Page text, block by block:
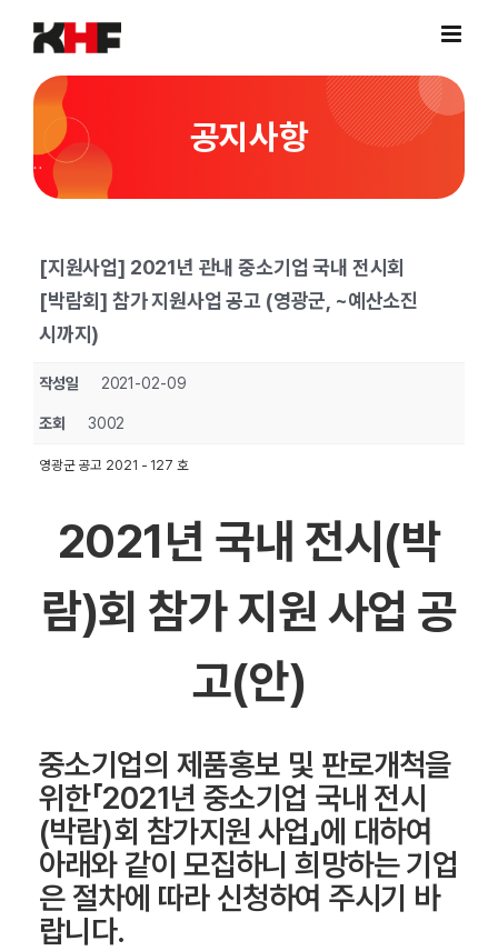
content
공지사항
[지원사업] 2021년 관내 중소기업 국내 전시회
[박람회] 참가 지원사업 공고 (영광군, ~예산소진
시까지)
작성일 2021-02-09
조회 3002
영광군 공고 2021 - 127 호
2021년 국내 전시(박
람)회 참가 지원 사업 공
고(안)
중소기업의 제품홍보 및 판로개척을
위한「2021년 중소기업 국내 전시
(박람)회 참가지원 사업」에 대하여
아래와 같이 모집하니 희망하는 기업
은 절차에 따라 신청하여 주시기 바
랍니다.